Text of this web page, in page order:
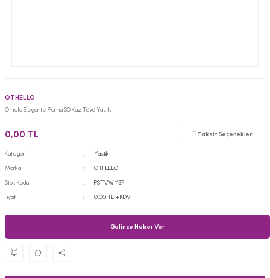
OTHELLO
Othello Elegante Piuma 30 Kaz Tüyü Yastık
0,00 TL Taksit Seçenekleri
Kategori
Yastık
Marka
OTHELLO
Stok Kodu
PSTVWY37
Fiyat
0,00 TL + KDV
Gelince Haber Ver